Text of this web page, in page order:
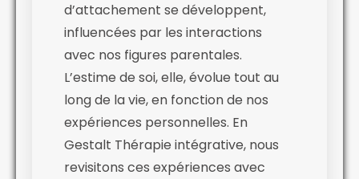
d’attachement se développent,
influencées par les interactions
avec nos figures parentales.
L’estime de soi, elle, évolue tout au
long de la vie, en fonction de nos
expériences personnelles. En
Gestalt Thérapie intégrative, nous
revisitons ces expériences avec